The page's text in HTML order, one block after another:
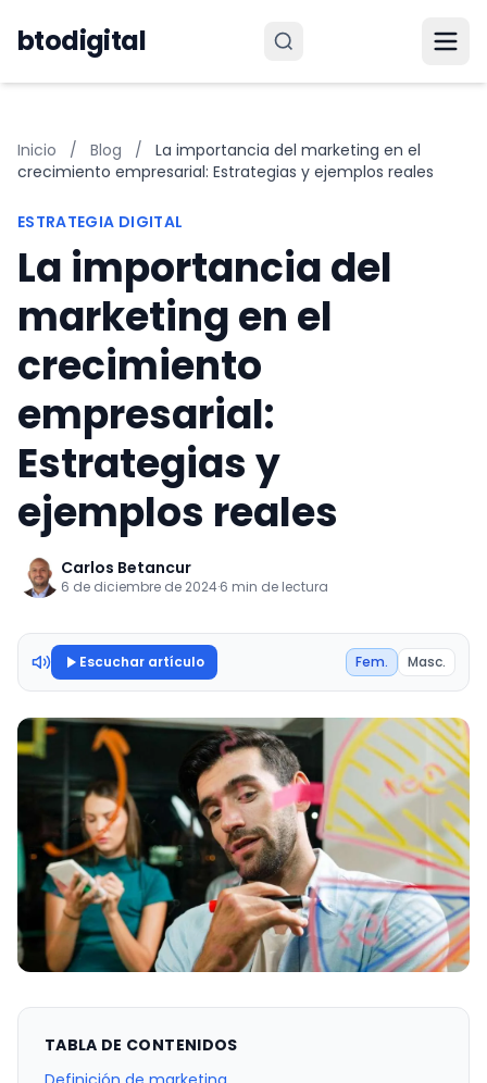
btodigital
Inicio / Blog /
La importancia del marketing en el
crecimiento empresarial: Estrategias y ejemplos reales
ESTRATEGIA DIGITAL
La importancia del
marketing en el
crecimiento
empresarial:
Estrategias y
ejemplos reales
Carlos Betancur
6 de diciembre de 2024·6 min de lectura
Escuchar artículo Fem. Masc.
TABLA DE CONTENIDOS